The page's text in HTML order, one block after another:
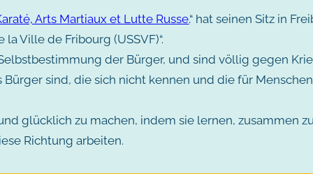
Arts Martiaux et Lutte Russe.“ hat seinen Sitz in
Ville de Fribourg (USSVF)“.
der Bürger, und sind völlig gegen
sind, die sich nicht kennen und die für
glücklich zu machen, indem sie lernen, zusammen
Richtung arbeiten.